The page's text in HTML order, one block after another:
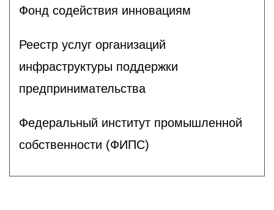
Фонд содействия инновациям
Реестр услуг организаций
инфраструктуры поддержки
предпринимательства
Федеральный институт промышленной
собственности (ФИПС)